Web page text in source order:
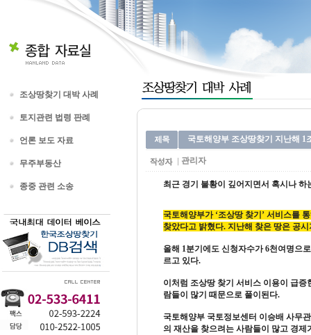
조상땅찾기 대박 사례
토지관련 법령 판례
언론 보도 자료
무주부동산
종중 관련 소송
국토해양부 조상땅찾기 지난해 1
관리자
최근 경기 불황이 깊어지면서 혹시나
국토해양부가 ‘조상땅 찾기’ 서비스를
찾았다고 밝혔다. 지난해 찾은 땅은 공
올해 1분기에도 신청자수가 6천여명으
르고 있다.
이처럼 조상땅 찾기 서비스 이용이 급
람들이 많기 때문으로 풀이된다.
국토해양부 국토정보센터 이승배 사무
의 재산을 찾으려는 사람들이 많고 경